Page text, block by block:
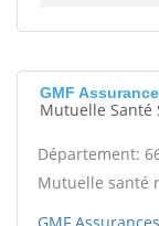
GMF
Mutuelle Santé
Département:
Mutuelle santé